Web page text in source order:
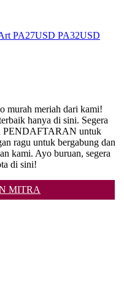
PA27USD PA32USD
murah meriah dari kami!
hanya di sini. Segera
PENDAFTARAN untuk
ragu untuk bergabung dan
kami. Ayo buruan, segera
di sini!
MITRA